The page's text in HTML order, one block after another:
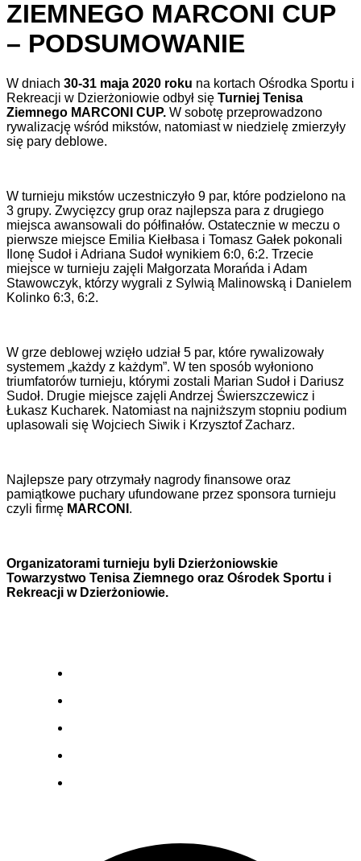
ZIEMNEGO MARCONI CUP
– PODSUMOWANIE
W dniach 30-31 maja 2020 roku na kortach Ośrodka Sportu i
Rekreacji w Dzierżoniowie odbył się Turniej Tenisa
Ziemnego MARCONI CUP. W sobotę przeprowadzono
rywalizację wśród mikstów, natomiast w niedzielę zmierzyły
się pary deblowe.
W turnieju mikstów uczestniczyło 9 par, które podzielono na
3 grupy. Zwycięzcy grup oraz najlepsza para z drugiego
miejsca awansowali do półfinałów. Ostatecznie w meczu o
pierwsze miejsce Emilia Kiełbasa i Tomasz Gałek pokonali
Ilonę Sudoł i Adriana Sudoł wynikiem 6:0, 6:2. Trzecie
miejsce w turnieju zajęli Małgorzata Morańda i Adam
Stawowczyk, którzy wygrali z Sylwią Malinowską i Danielem
Kolinko 6:3, 6:2.
W grze deblowej wzięło udział 5 par, które rywalizowały
systemem „każdy z każdym”. W ten sposób wyłoniono
triumfatorów turnieju, którymi zostali Marian Sudoł i Dariusz
Sudoł. Drugie miejsce zajęli Andrzej Świerszczewicz i
Łukasz Kucharek. Natomiast na najniższym stopniu podium
uplasowali się Wojciech Siwik i Krzysztof Zacharz.
Najlepsze pary otrzymały nagrody finansowe oraz
pamiątkowe puchary ufundowane przez sponsora turnieju
czyli firmę MARCONI .
Organizatorami turnieju byli Dzierżoniowskie
Towarzystwo Tenisa Ziemnego oraz Ośrodek Sportu i
Rekreacji w Dzierżoniowie.